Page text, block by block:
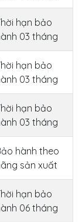
hạn bảo
03 tháng
hạn bảo
03 tháng
hạn bảo
03 tháng
hành theo
sản xuất
hạn bảo
06 tháng